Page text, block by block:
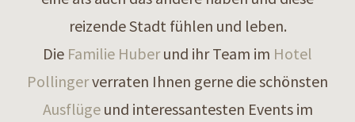
reizende Stadt fühlen und leben.
Die Familie Huberund ihr Team im Hotel
Pollingerverraten Ihnen gerne die schönsten
Ausflügeund interessantesten Events im